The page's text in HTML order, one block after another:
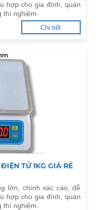
hợp cho gia đình, quán
nghiệm.
Chi tiết
TỬ 1KG GIÁ RẺ
lớn, chính xác cao, dễ
hợp cho gia đình, quán
nghiệm.